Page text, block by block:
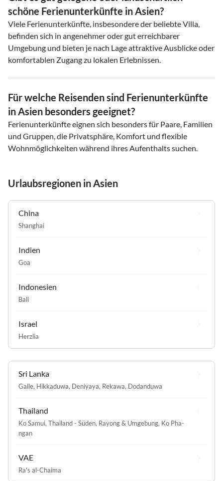
schöne Ferienunterkünfte in Asien?
Viele Ferienunterkünfte, insbesondere der beliebte Villa,
befinden sich in angenehmer oder gut erreichbarer
Umgebung und bieten je nach Lage attraktive Ausblicke oder
komfortablen Zugang zu lokalen Erlebnissen.
Für welche Reisenden sind Ferienunterkünfte
in Asien besonders geeignet?
Ferienunterkünfte eignen sich besonders für Paare, Familien
und Gruppen, die Privatsphäre, Komfort und flexible
Wohnmöglichkeiten während ihres Aufenthalts suchen.
Urlaubsregionen in Asien
China
Shanghai
Indien
Goa
Indonesien
Bali
Israel
Herzlia
Sri Lanka
Galle, Hikkaduwa, Deniyaya, Rekawa, Dodanduwa
Thailand
Ko Samui, Thailand - Süden, Rayong & Umgebung, Ko Pha-
ngan
VAE
Ra's al-Chaima